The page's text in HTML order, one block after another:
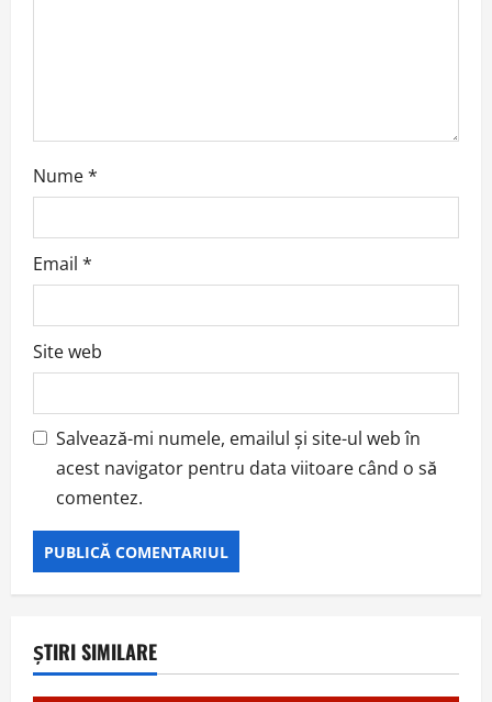
Nume*
Email *
Site web
Salvează-mi numele, emailul și site-ul web în
acest navigator pentru data viitoare când o să
comentez.
ȘTIRI SIMILARE